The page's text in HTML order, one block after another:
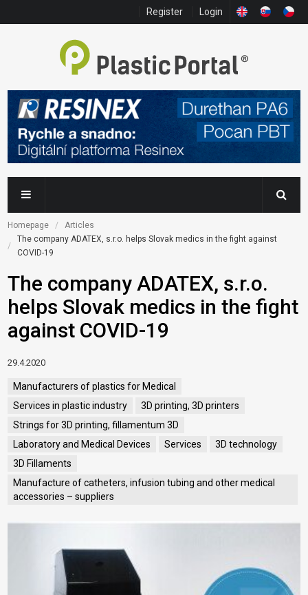
Register Login
Homepage
Articles
The company ADATEX, s.r.o. helps Slovak medics in the fight against
COVID-19
The company ADATEX, s.r.o.
helps Slovak medics in the fight
against COVID-19
29.4.2020
Manufacturers of plastics for Medical
Services in plastic industry
3D printing, 3D printers
Strings for 3D printing, fillamentum 3D
Laboratory and Medical Devices
Services
3D technology
3D Fillaments
Manufacture of catheters, infusion tubing and other medical
accessories – suppliers